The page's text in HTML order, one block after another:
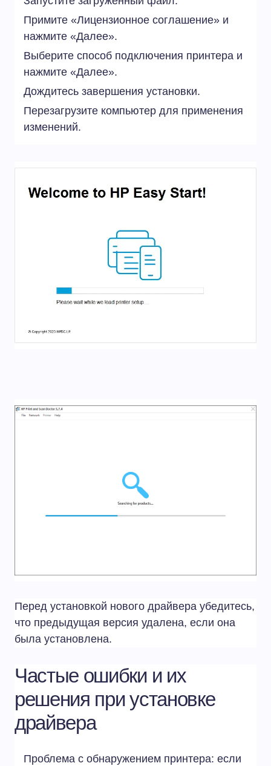
Примите «Лицензионное соглашение» и
нажмите «Далее».
Выберите способ подключения принтера и
нажмите «Далее».
Дождитесь завершения установки.
Перезагрузите компьютер для применения
изменений.
Перед установкой нового драйвера убедитесь,
что предыдущая версия удалена, если она
была установлена.
Частые ошибки и их
решения при установке
драйвера
Проблема с обнаружением принтера: если